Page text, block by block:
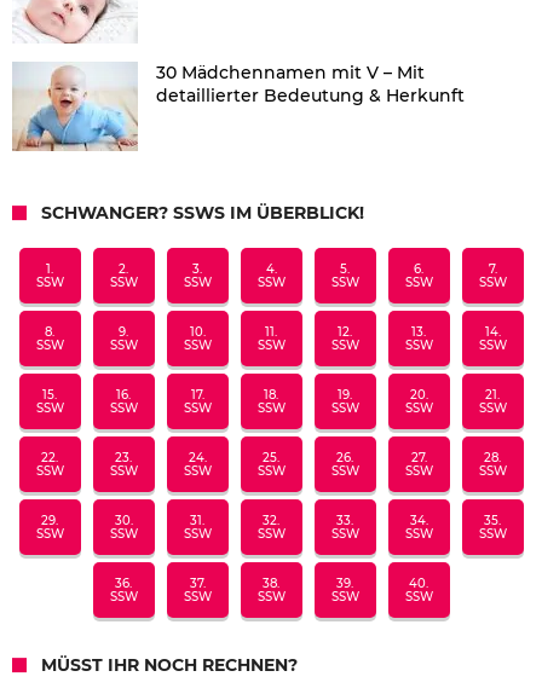
30 Mädchennamen mit V – Mit
detaillierter Bedeutung & Herkunft
SCHWANGER? SSWS IM ÜBERBLICK!
1.
SSW
2.
SSW
3.
SSW
4.
SSW
5.
SSW
6.
SSW
7.
SSW
8.
SSW
9.
SSW
10.
SSW
11.
SSW
12.
SSW
13.
SSW
14.
SSW
15.
SSW
16.
SSW
17.
SSW
18.
SSW
19.
SSW
20.
SSW
21.
SSW
22.
SSW
23.
SSW
24.
SSW
25.
SSW
26.
SSW
27.
SSW
28.
SSW
29.
SSW
30.
SSW
31.
SSW
32.
SSW
33.
SSW
34.
SSW
35.
SSW
36.
SSW
37.
SSW
38.
SSW
39.
SSW
40.
SSW
MÜSST IHR NOCH RECHNEN?